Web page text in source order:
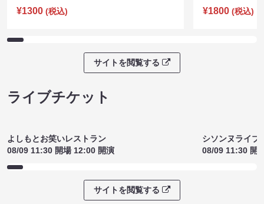
¥1300 (税込)
¥1800 (税込)
サイトを閲覧する
ライブチケット
よしもとお笑いレストラン
08/09 11:30 開場 12:00 開演
シソンヌライ
08/09 11:30 開
サイトを閲覧する